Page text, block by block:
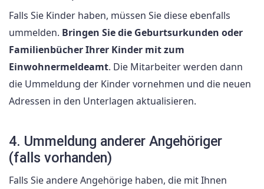
Falls Sie Kinder haben, müssen Sie diese ebenfalls
ummelden. Bringen Sie die Geburtsurkunden oder
Familienbücher Ihrer Kinder mit zum
Einwohnermeldeamt. Die Mitarbeiter werden dann
die Ummeldung der Kinder vornehmen und die neuen
Adressen in den Unterlagen aktualisieren.
4. Ummeldung anderer Angehöriger
(falls vorhanden)
Falls Sie andere Angehörige haben, die mit Ihnen